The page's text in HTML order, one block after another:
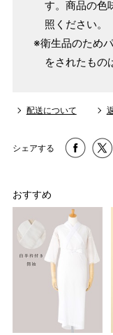
す。商品の色
照ください。
※衛生品のため
をされたもの
配送について
シェアする
おすすめ